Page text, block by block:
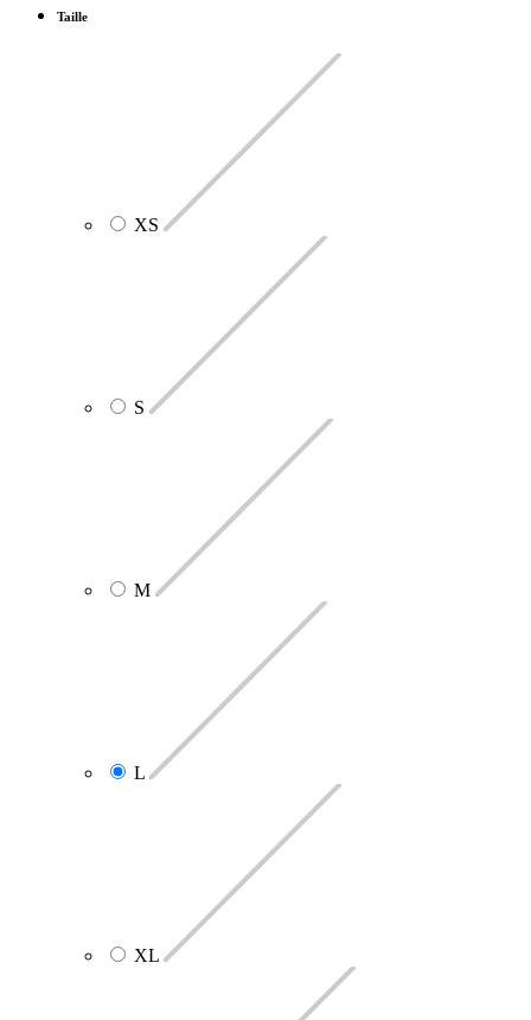
Taille
XS
S
M
L
XL